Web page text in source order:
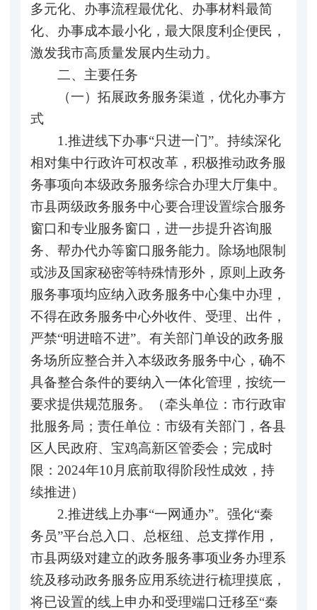
多元化、办事流程最优化、办事材料最简
化、办事成本最小化，最大限度利企便民，
激发我市高质量发展内生动力。
二、主要任务
（一）拓展政务服务渠道，优化办事方
式
1.推进线下办事“只进一门”。持续深化
相对集中行政许可权改革，积极推动政务服
务事项向本级政务服务综合办理大厅集中。
市县两级政务服务中心要合理设置综合服务
窗口和专业服务窗口，进一步提升咨询服
务、帮办代办等窗口服务能力。除场地限制
或涉及国家秘密等特殊情形外，原则上政务
服务事项均应纳入政务服务中心集中办理，
不得在政务服务中心外收件、受理、出件，
严禁“明进暗不进”。有关部门单设的政务服
务场所应整合并入本级政务服务中心，确不
具备整合条件的要纳入一体化管理，按统一
要求提供规范服务。（牵头单位：市行政审
批服务局；责任单位：市级有关部门，各县
区人民政府、宝鸡高新区管委会；完成时
限：2024年10月底前取得阶段性成效，持
续推进）
2.推进线上办事“一网通办”。强化“秦
务员”平台总入口、总枢纽、总支撑作用，
市县两级对建立的政务服务事项业务办理系
统及移动政务服务应用系统进行梳理摸底，
将已设置的线上申办和受理端口迁移至“秦